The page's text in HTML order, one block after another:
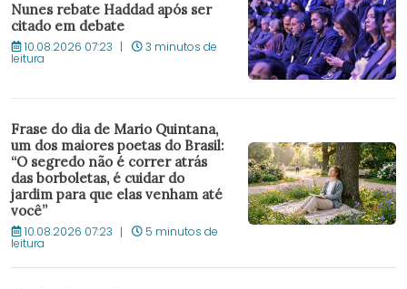
Nunes rebate Haddad após ser
citado em debate
10.08.2026 07:23 3 minutos de
leitura
Frase do dia de Mario Quintana,
um dos maiores poetas do Brasil:
“O segredo não é correr atrás
das borboletas, é cuidar do
jardim para que elas venham até
você”
10.08.2026 07:23 5 minutos de
leitura